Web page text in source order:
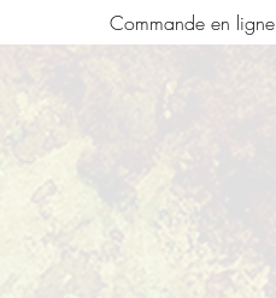
Commande en ligne